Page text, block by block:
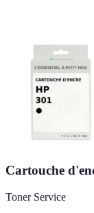
Cartouche
Toner Service